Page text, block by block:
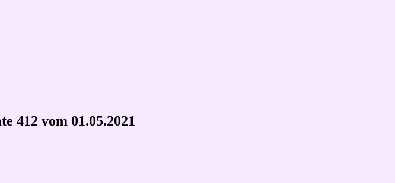
412 vom 01.05.2021